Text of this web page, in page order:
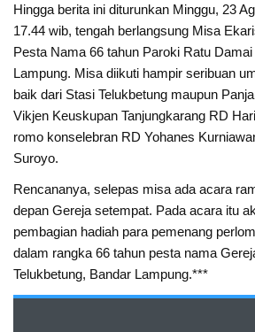
Hingga berita ini diturunkan Minggu, 23
17.44 wib, tengah berlangsung Misa
Pesta Nama 66 tahun Paroki Ratu
Lampung. Misa diikuti hampir seribuan
baik dari Stasi Telukbetung maupun
Vikjen Keuskupan Tanjungkarang RD
romo konselebran RD Yohanes
Suroyo.
Rencananya, selepas misa ada acara
depan Gereja setempat. Pada acara itu
pembagian hadiah para pemenang
dalam rangka 66 tahun pesta nama
Telukbetung, Bandar Lampung.***